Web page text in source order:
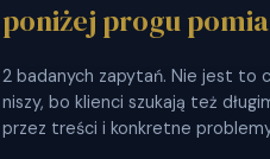
poniżej progu
2 badanych zapytań. Nie jest to
niszy, bo klienci szukają też
przez treści i konkretne